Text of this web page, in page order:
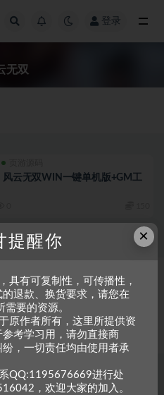
登录
无双
风云无双WIN一键单机版+GM工
All rights reserved
粤ICP备2023002201
-1
长期坚持更新资源，以共享为原则，尊
长沟通，恶意搬运封禁账号。
×
提醒你
具有可复制性，可传播性，
退款、换货要求，请您在
要的资源。
原作者所有，这里所提供资
考学习用，请勿直接商
，一切责任均由使用者承
QQ:1195676669进行处
，欢迎大家的加入。